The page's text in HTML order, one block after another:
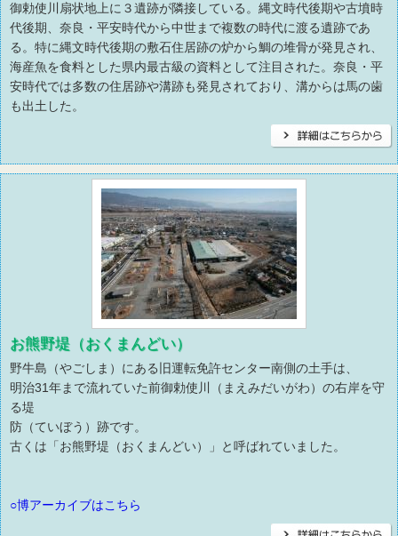
御勅使川扇状地上に３遺跡が隣接している。縄文時代後期や古墳時
代後期、奈良・平安時代から中世まで複数の時代に渡る遺跡であ
る。特に縄文時代後期の敷石住居跡の炉から鯛の堆骨が発見され、
海産魚を食料とした県内最古級の資料として注目された。奈良・平
安時代では多数の住居跡や溝跡も発見されており、溝からは馬の歯
も出土した。
お熊野堤（おくまんどい）
野牛島（やごしま）にある旧運転免許センター南側の土手は、
明治31年まで流れていた前御勅使川（まえみだいがわ）の右岸を守
る堤
防（ていぼう）跡です。
古くは「お熊野堤（おくまんどい）」と呼ばれていました。
○博アーカイブはこちら